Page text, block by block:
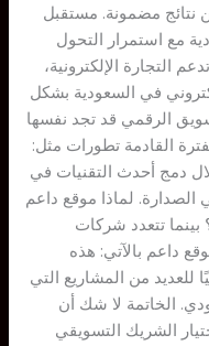
نتائج مضمونة. مستقبل
مع استمرار التحول
ورؤية 2030 التي تدعم التجارة الإلكترونية،
في السعودية بشكل
الرقمي قد تجد نفسها
القادمة تطورات مثل:
دمج أحدث التقنيات في
الصدارة. لماذا موقع داعم
تتعدد شركات
داعم بالآتي: هذه
للعديد من المشاريع التي
الخاتمة لا شك أن
الشريك التسويقي